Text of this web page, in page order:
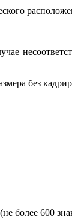
без
более 600